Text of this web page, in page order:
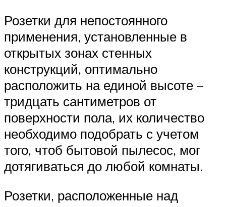
Розетки для непостоянного
применения, установленные в
открытых зонах стенных
конструкций, оптимально
расположить на единой высоте –
тридцать сантиметров от
поверхности пола, их количество
необходимо подобрать с учетом
того, чтоб бытовой пылесос, мог
дотягиваться до любой комнаты.
Розетки, расположенные над